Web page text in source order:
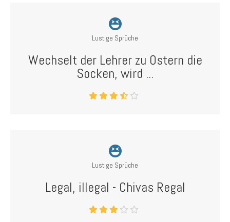
Lustige Sprüche
Wechselt der Lehrer zu Ostern die
Socken, wird ...
Lustige Sprüche
Legal, illegal - Chivas Regal